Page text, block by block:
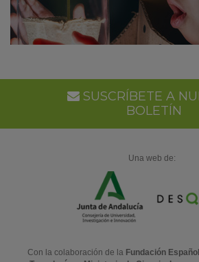
SUSCRÍBETE A
BOLETÍN
Una web de:
Con la colaboración de la Fundación